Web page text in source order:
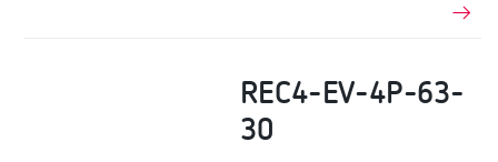
REC4-EV-4P-63-
30